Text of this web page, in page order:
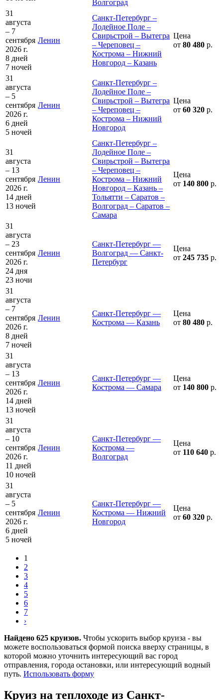
Волгоград
31
августа
– 7
сентября
2026 г.
8 дней
7 ночей
Ленин
Санкт-Петербург –
Лодейное Поле –
Свирьстрой – Вытегра
– Череповец –
Кострома – Нижний
Новгород – Казань
Цена
от 80 480 р.
31
августа
– 5
сентября
2026 г.
6 дней
5 ночей
Ленин
Санкт-Петербург –
Лодейное Поле –
Свирьстрой – Вытегра
– Череповец –
Кострома – Нижний
Новгород
Цена
от 60 320 р.
31
августа
– 13
сентября
2026 г.
14 дней
13 ночей
Ленин
Санкт-Петербург –
Лодейное Поле –
Свирьстрой – Вытегра
– Череповец –
Кострома – Нижний
Новгород – Казань –
Тольятти – Саратов –
Волгоград – Саратов –
Самара
Цена
от 140 800 р.
31
августа
– 23
сентября
2026 г.
24 дня
23 ночи
Ленин
Санкт-Петербург —
Волгоград — Санкт-
Петербург
Цена
от 245 735 р.
31
августа
– 7
сентября
2026 г.
8 дней
7 ночей
Ленин
Санкт-Петербург —
Кострома — Казань
Цена
от 80 480 р.
31
августа
– 13
сентября
2026 г.
14 дней
13 ночей
Ленин
Санкт-Петербург —
Кострома — Самара
Цена
от 140 800 р.
31
августа
– 10
сентября
2026 г.
11 дней
10 ночей
Ленин
Санкт-Петербург —
Кострома —
Волгоград
Цена
от 110 640 р.
31
августа
– 5
сентября
2026 г.
6 дней
5 ночей
Ленин
Санкт-Петербург —
Кострома — Нижний
Новгород
Цена
от 60 320 р.
1
2
3
4
5
6
7
›
Найдено 625 круизов. Чтобы ускорить выбор круиза - вы
можете воспользоваться формой поиска вверху страницы, в
которой можно уточнить интересующий вас город
отправления, города остановки, или интересующий водный
путь. Использовать форму
Круиз на теплоходе из Санкт-